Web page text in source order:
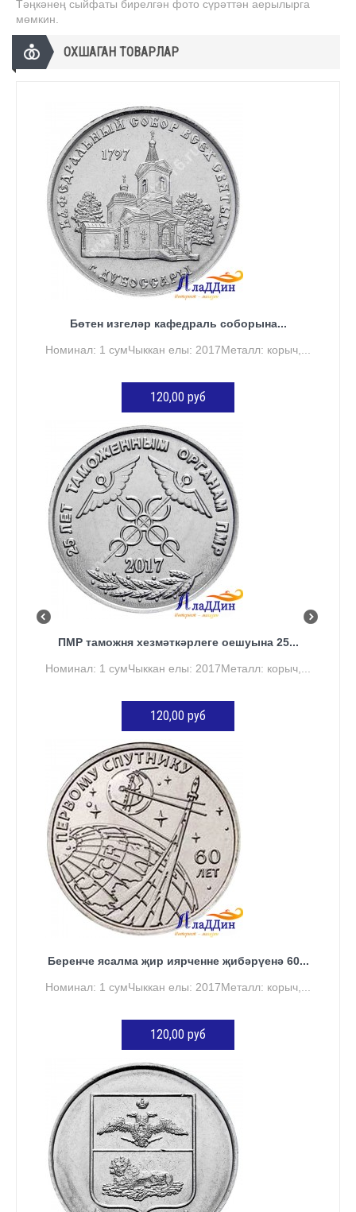
Тәңкәнең сыйфаты бирелгән фото сүрәттән аерылырга
мөмкин.
ОХШАГАН ТОВАРЛАР
Бөтен изгеләр кафедраль соборына...
Номинал: 1 сумЧыккан елы: 2017Металл: корыч,...
120,00 руб
КӘРҖИНГӘ ӨСТӘҮ
ПМР таможня хезмәткәрлеге оешуына 25...
Номинал: 1 сумЧыккан елы: 2017Металл: корыч,...
120,00 руб
КӘРҖИНГӘ ӨСТӘҮ
Беренче ясалма җир иярченне җибәрүенә 60...
Номинал: 1 сумЧыккан елы: 2017Металл: корыч,...
120,00 руб
КӘРҖИНГӘ ӨСТӘҮ